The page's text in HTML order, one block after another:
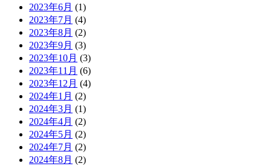
2023年6月 (1)
2023年7月 (4)
2023年8月 (2)
2023年9月 (3)
2023年10月 (3)
2023年11月 (6)
2023年12月 (4)
2024年1月 (2)
2024年3月 (1)
2024年4月 (2)
2024年5月 (2)
2024年7月 (2)
2024年8月 (2)